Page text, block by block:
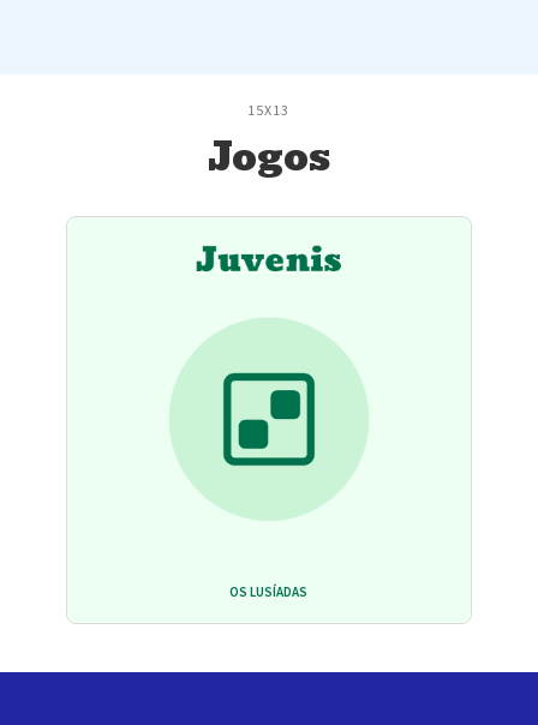
15X13
Jogos
OS LUSÍADAS